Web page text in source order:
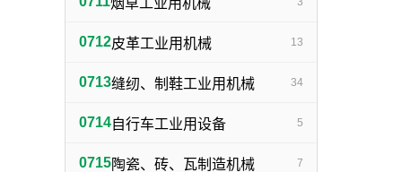
烟草工业用机械
0712皮革工业用机械 13
0713缝纫、制鞋工业用机械 34
0714自行车工业用设备 5
0715陶瓷、砖、瓦制造机械 7